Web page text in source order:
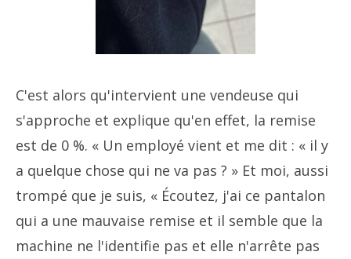
C'est alors qu'intervient une vendeuse qui
s'approche et explique qu'en effet, la remise
est de 0 %. « Un employé vient et me dit : « il y
a quelque chose qui ne va pas ? » Et moi, aussi
trompé que je suis, « Écoutez, j'ai ce pantalon
qui a une mauvaise remise et il semble que la
machine ne l'identifie pas et elle n'arrête pas